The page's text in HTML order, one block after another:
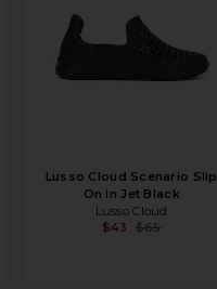
Lusso Cloud Scenario Slip
On in Jet Black
Lusso Cloud
$43
$65